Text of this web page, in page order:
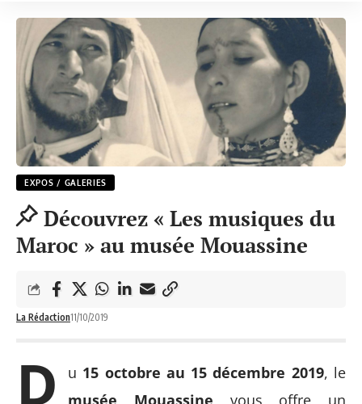
EXPOS / GALERIES
Découvrez « Les musiques du
Maroc » au musée Mouassine
La Rédaction11/10/2019
D u 15 octobre au 15 décembre 2019, le
musée Mouassine vous offre un